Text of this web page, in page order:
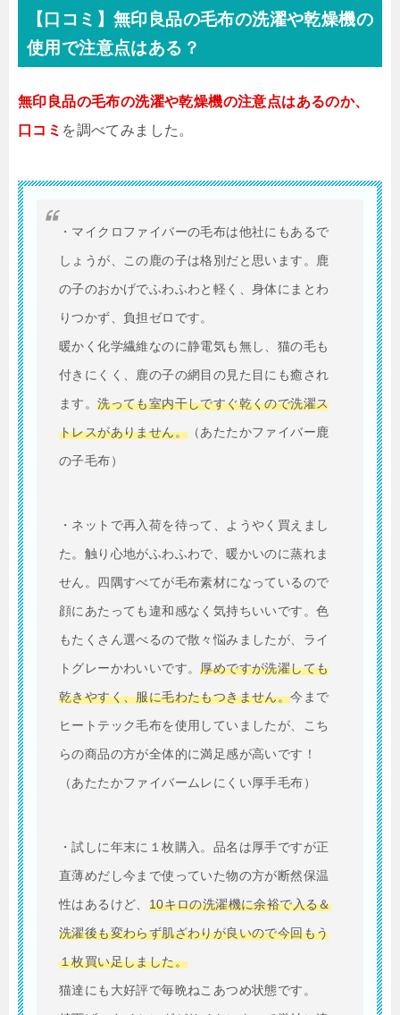
【口コミ】無印良品の毛布の洗濯や乾燥機の
使用で注意点はある？
無印良品の毛布の洗濯や乾燥機の注意点はあるのか、
口コミ を調べてみました。
・マイクロファイバーの毛布は他社にもあるで
しょうが、この鹿の子は格別だと思います。鹿
の子のおかげでふわふわと軽く、身体にまとわ
りつかず、負担ゼロです。
暖かく化学繊維なのに静電気も無し、猫の毛も
付きにくく、鹿の子の網目の見た目にも癒され
ます。洗っても室内干しですぐ乾くので洗濯ス
トレスがありません。 （あたたかファイバー鹿
の子毛布）
・ネットで再入荷を待って、ようやく買えまし
た。触り心地がふわふわで、暖かいのに蒸れま
せん。四隅すべてが毛布素材になっているので
顔にあたっても違和感なく気持ちいいです。色
もたくさん選べるので散々悩みましたが、ライ
トグレーかわいいです。厚めですが洗濯しても
乾きやすく、服に毛わたもつきません。今まで
ヒートテック毛布を使用していましたが、こち
らの商品の方が全体的に満足感が高いです！
（あたたかファイバームレにくい厚手毛布）
・試しに年末に１枚購入。品名は厚手ですが正
直薄めだし今まで使っていた物の方が断然保温
性はあるけど、 10キロの洗濯機に余裕で入る＆
洗濯後も変わらず肌ざわりが良いので今回もう
１枚買い足しました。
猫達にも大好評で毎晩ねこあつめ状態です。